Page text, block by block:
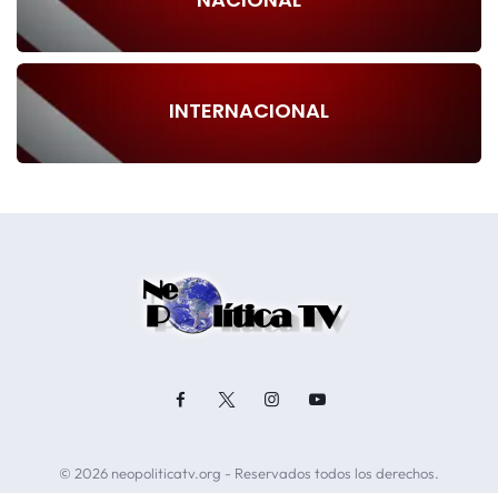
INTERNACIONAL
© 2026 neopoliticatv.org - Reservados todos los derechos.